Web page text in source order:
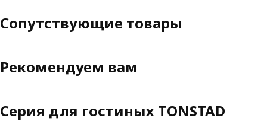
Сопутствующие товары
Рекомендуем вам
Серия для гостиных TONSTAD